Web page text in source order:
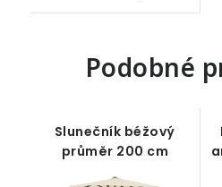
Podobné
Slunečník béžový
průměr 200 cm